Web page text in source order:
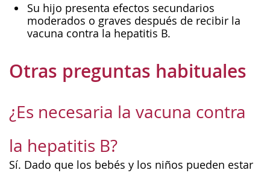
Su hijo presenta efectos secundarios
moderados o graves después de recibir la
vacuna contra la hepatitis B.
Otras preguntas habituales
¿Es necesaria la vacuna contra
la hepatitis B?
Sí. Dado que los bebés y los niños pueden estar